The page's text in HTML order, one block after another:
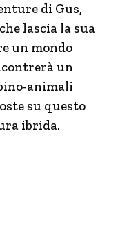
di Gus,
lascia la sua
un mondo
un
animali
su questo
ibrida.